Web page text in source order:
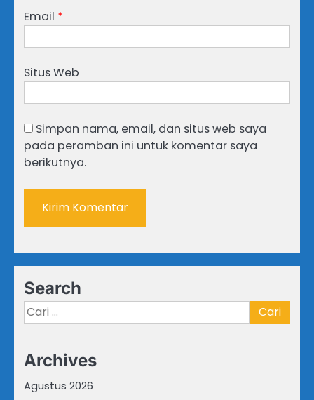
Email *
Situs Web
Simpan nama, email, dan situs web saya
pada peramban ini untuk komentar saya
berikutnya.
Search
Cari
untuk:
Archives
Agustus 2026